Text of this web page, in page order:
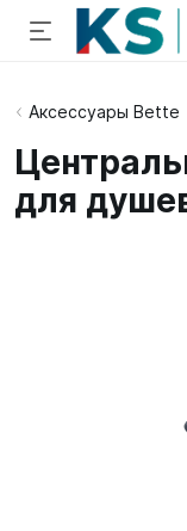
Аксессуары Bette
для